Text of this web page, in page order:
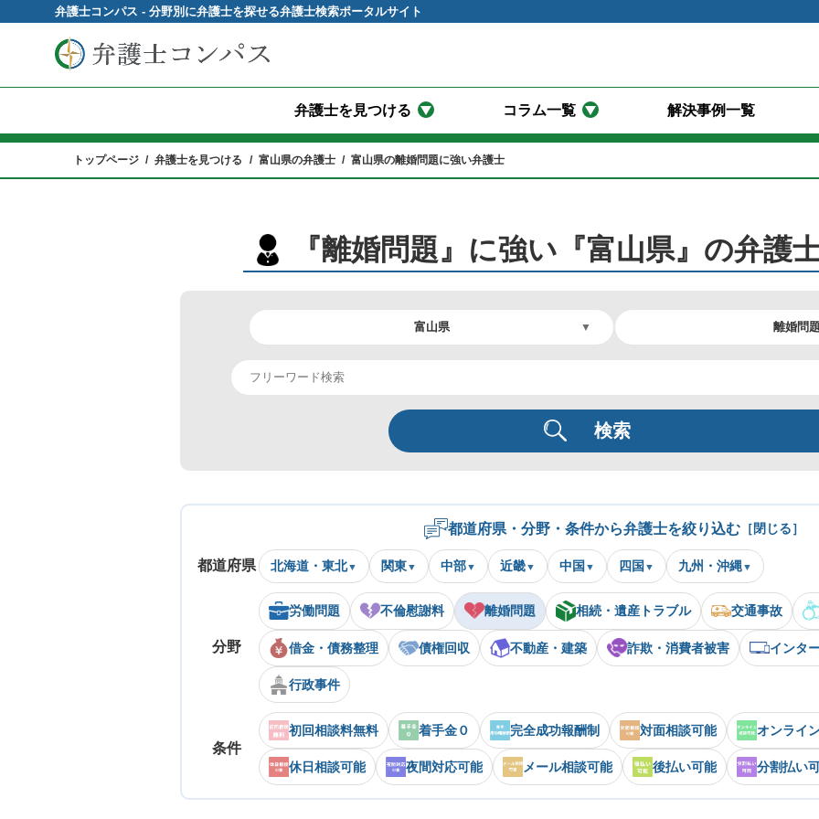
弁護士コンパス - 分野別に弁護士を探せる弁護士検索ポータルサイト
弁護士を見つける コラム一覧 解決事例一覧
トップページ 弁護士を見つける 富山県の弁護士 富山県の離婚問題に強い弁護士
『離婚問題』に強い『富山県』の弁護
検索
都道府県・分野・条件から弁護士を絞り込む ［閉じる］
都道府県 北海道・東北 関東 中部 近畿 中国 四国 九州・沖縄
分野
労働問題 不倫慰謝料 離婚問題 相続・遺産トラブル 交通事故
借金・債務整理 債権回収 不動産・建築 詐欺・消費者被害 インタ
行政事件
条件
初回相談料無料 着手金０ 完全成功報酬制 対面相談可能 オンライ
休日相談可能 夜間対応可能 メール相談可能 後払い可能 分割払い